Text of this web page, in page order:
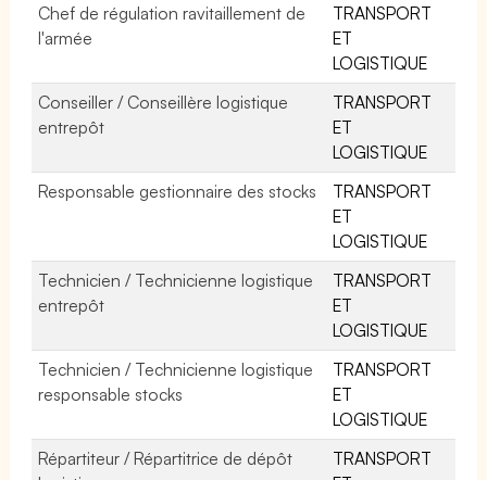
Chef de régulation ravitaillement de
l'armée
TRANSPORT
ET
LOGISTIQUE
Conseiller / Conseillère logistique
entrepôt
TRANSPORT
ET
LOGISTIQUE
Responsable gestionnaire des stocks
TRANSPORT
ET
LOGISTIQUE
Technicien / Technicienne logistique
entrepôt
TRANSPORT
ET
LOGISTIQUE
Technicien / Technicienne logistique
responsable stocks
TRANSPORT
ET
LOGISTIQUE
Répartiteur / Répartitrice de dépôt
TRANSPORT